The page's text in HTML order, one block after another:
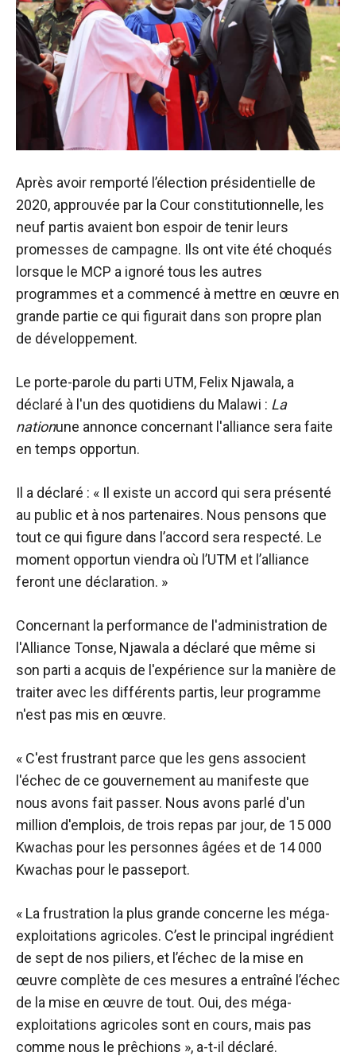
Après avoir remporté l’élection présidentielle de
2020, approuvée par la Cour constitutionnelle, les
neuf partis avaient bon espoir de tenir leurs
promesses de campagne. Ils ont vite été choqués
lorsque le MCP a ignoré tous les autres
programmes et a commencé à mettre en œuvre en
grande partie ce qui figurait dans son propre plan
de développement.
Le porte-parole du parti UTM, Felix Njawala, a
déclaré à l'un des quotidiens du Malawi : La
nationune annonce concernant l'alliance sera faite
en temps opportun.
Il a déclaré : « Il existe un accord qui sera présenté
au public et à nos partenaires. Nous pensons que
tout ce qui figure dans l’accord sera respecté. Le
moment opportun viendra où l’UTM et l’alliance
feront une déclaration. »
Concernant la performance de l'administration de
l'Alliance Tonse, Njawala a déclaré que même si
son parti a acquis de l'expérience sur la manière de
traiter avec les différents partis, leur programme
n'est pas mis en œuvre.
« C'est frustrant parce que les gens associent
l'échec de ce gouvernement au manifeste que
nous avons fait passer. Nous avons parlé d'un
million d'emplois, de trois repas par jour, de 15 000
Kwachas pour les personnes âgées et de 14 000
Kwachas pour le passeport.
« La frustration la plus grande concerne les méga-
exploitations agricoles. C’est le principal ingrédient
de sept de nos piliers, et l’échec de la mise en
œuvre complète de ces mesures a entraîné l’échec
de la mise en œuvre de tout. Oui, des méga-
exploitations agricoles sont en cours, mais pas
comme nous le prêchions », a-t-il déclaré.